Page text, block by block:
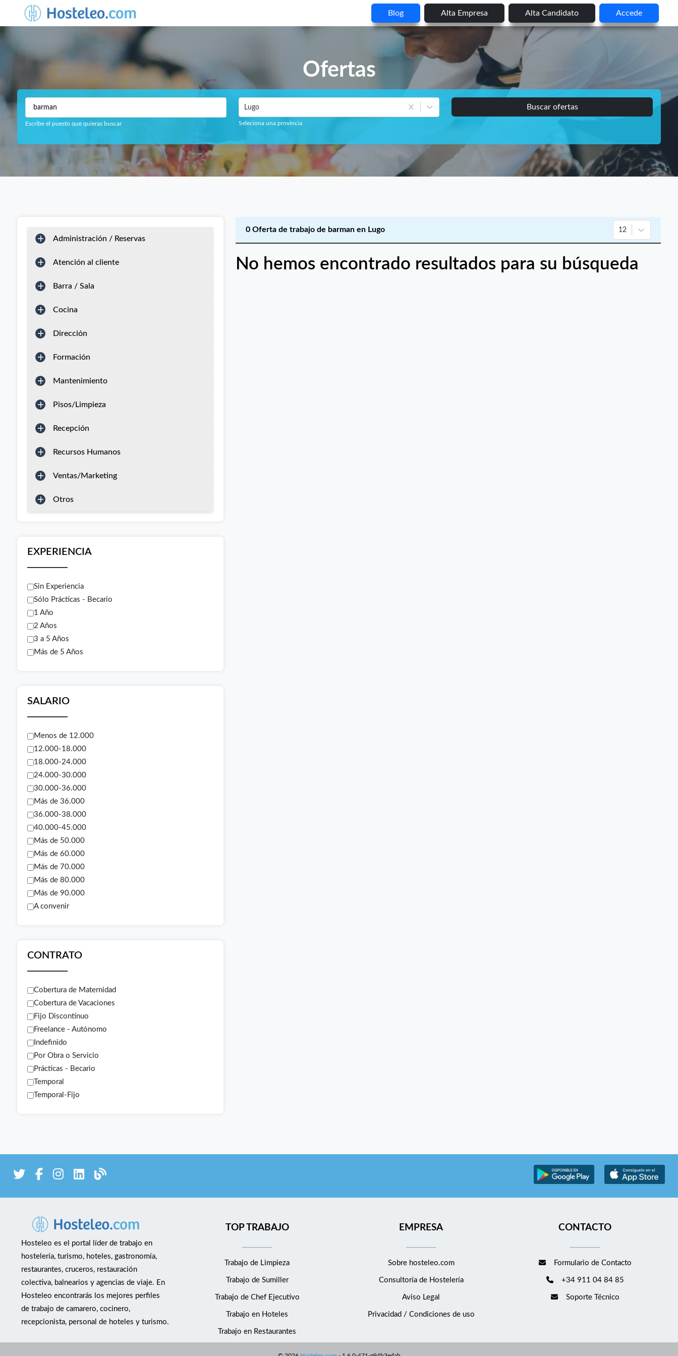
Blog Alta Empresa Alta Candidato Accede
Ofertas
Escribe el puesto que quieras buscar
Lugo
Seleciona una provincia
Buscar ofertas
Administración / Reservas
Atención al cliente
Barra / Sala
Cocina
Dirección
Formación
Mantenimiento
Pisos/Limpieza
Recepción
Recursos Humanos
Ventas/Marketing
Otros
EXPERIENCIA
Sin Experiencia
Sólo Prácticas - Becario
1 Año
2 Años
3 a 5 Años
Más de 5 Años
SALARIO
Menos de 12.000
12.000-18.000
18.000-24.000
24.000-30.000
30.000-36.000
Más de 36.000
36.000-38.000
40.000-45.000
Más de 50.000
Más de 60.000
Más de 70.000
Más de 80.000
Más de 90.000
A convenir
CONTRATO
Cobertura de Maternidad
Cobertura de Vacaciones
Fijo Discontinuo
Freelance - Autónomo
Indefinido
Por Obra o Servicio
Prácticas - Becario
Temporal
Temporal-Fijo
0 Oferta de trabajo de barman en Lugo 12
No hemos encontrado resultados para su búsqueda
Hosteleo es el portal líder de trabajo en
hostelería, turismo, hoteles, gastronomía,
restaurantes, cruceros, restauración
colectiva, balnearios y agencias de viaje. En
Hosteleo encontrarás los mejores perfiles
de trabajo de camarero, cocinero,
recepcionista, personal de hoteles y turismo.
TOP TRABAJO
Trabajo de Limpieza
Trabajo de Sumiller
Trabajo de Chef Ejecutivo
Trabajo en Hoteles
Trabajo en Restaurantes
EMPRESA
Sobre hosteleo.com
Consultoría de Hostelería
Aviso Legal
Privacidad / Condiciones de uso
CONTACTO
Formulario de Contacto
+34 911 04 84 85
Soporte Técnico